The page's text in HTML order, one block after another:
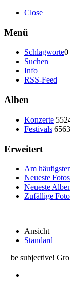
Close
Menü
Schlagworte0
Suchen
Info
RSS-Feed
Alben
Konzerte
Festivals
Erweitert
Am
Neueste Fotos
Neueste
Zufällige
Ansicht
Standard
be subjective!